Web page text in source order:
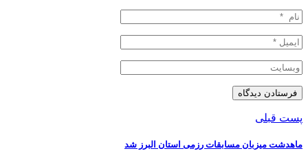
پست قبلی
ماهدشت میزبان مسابقات رزمی استان البرز شد